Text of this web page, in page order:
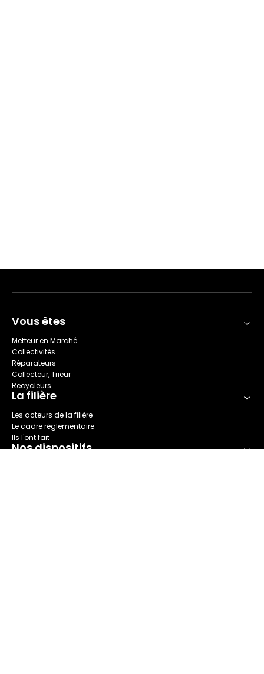
Vous êtes
Metteur en Marché
Collectivités
Réparateurs
Collecteur, Trieur
Recycleurs
La filière
Les acteurs de la filière
Le cadre réglementaire
Ils l'ont fait
Nos dispositifs